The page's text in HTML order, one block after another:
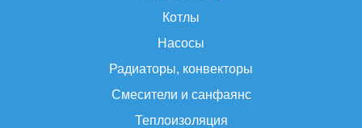
Котлы
Насосы
Радиаторы, конвекторы
Смесители и санфаянс
Теплоизоляция